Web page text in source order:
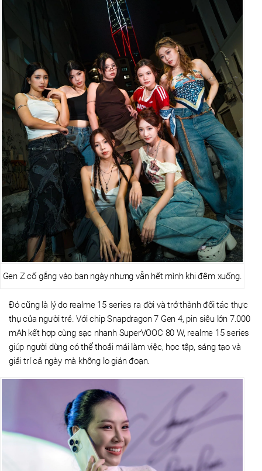
Gen Z cố gắng vào ban ngày nhưng vẫn hết mình khi đêm xuống.
Đó cũng là lý do realme 15 series ra đời và trở thành đối tác thực
thụ của người trẻ. Với chip Snapdragon 7 Gen 4, pin siêu lớn 7.000
mAh kết hợp cùng sạc nhanh SuperVOOC 80 W, realme 15 series
giúp người dùng có thể thoải mái làm việc, học tập, sáng tạo và
giải trí cả ngày mà không lo gián đoạn.